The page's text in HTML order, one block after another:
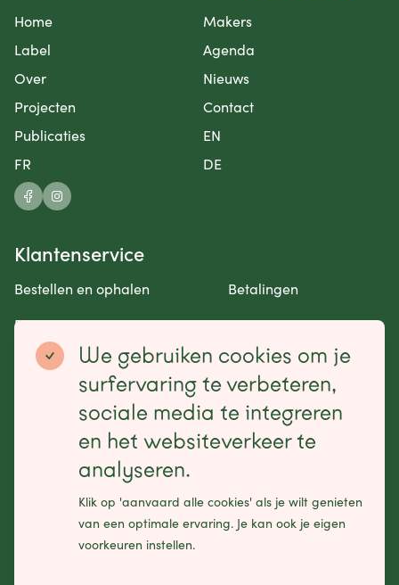
Home
Makers
Label
Agenda
Over
Nieuws
Projecten
Contact
Publicaties
EN
FR
DE
Klantenservice
Bestellen en ophalen
Betalingen
Retourneren en garantie
Contact opnemen
Betaalmogelijkheden
Schrijf je in voor onze nieuwsbrief
We gebruiken cookies om je
surfervaring te verbeteren,
sociale media te integreren
en het websiteverkeer te
analyseren.
Klik op 'aanvaard alle cookies' als je wilt genieten
van een optimale ervaring. Je kan ook je eigen
voorkeuren instellen.